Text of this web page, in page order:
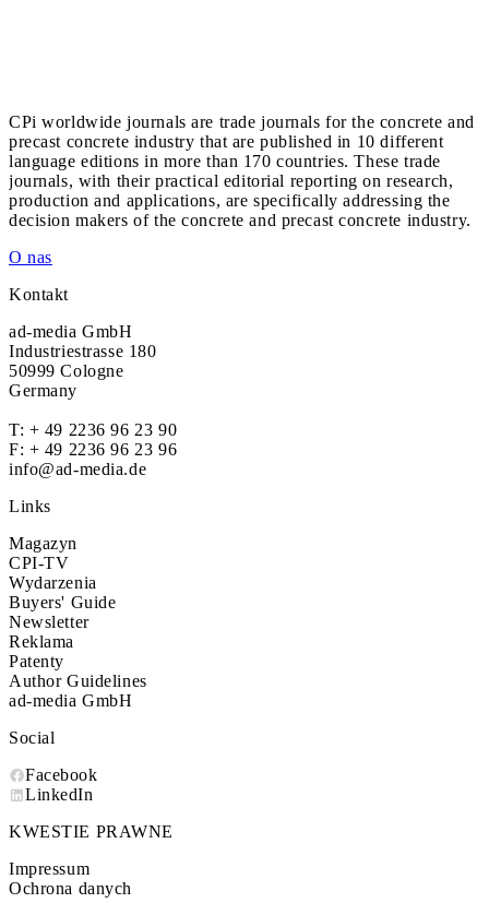
CPi worldwide journals are trade journals for the concrete and
precast concrete industry that are published in 10 different
language editions in more than 170 countries. These trade
journals, with their practical editorial reporting on research,
production and applications, are specifically addressing the
decision makers of the concrete and precast concrete industry.
O nas
Kontakt
ad-media GmbH
Industriestrasse 180
50999 Cologne
Germany
T: + 49 2236 96 23 90
F: + 49 2236 96 23 96
info@ad-media.de
Links
Magazyn
CPI-TV
Wydarzenia
Buyers' Guide
Newsletter
Reklama
Patenty
Author Guidelines
ad-media GmbH
Social
Facebook
LinkedIn
KWESTIE PRAWNE
Impressum
Ochrona danych